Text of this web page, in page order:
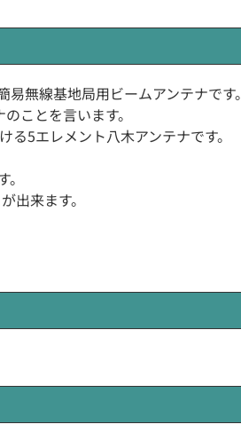
無線基地局用ビームアンテナです。
ことを言います。
5エレメント八木アンテナです。
出来ます。